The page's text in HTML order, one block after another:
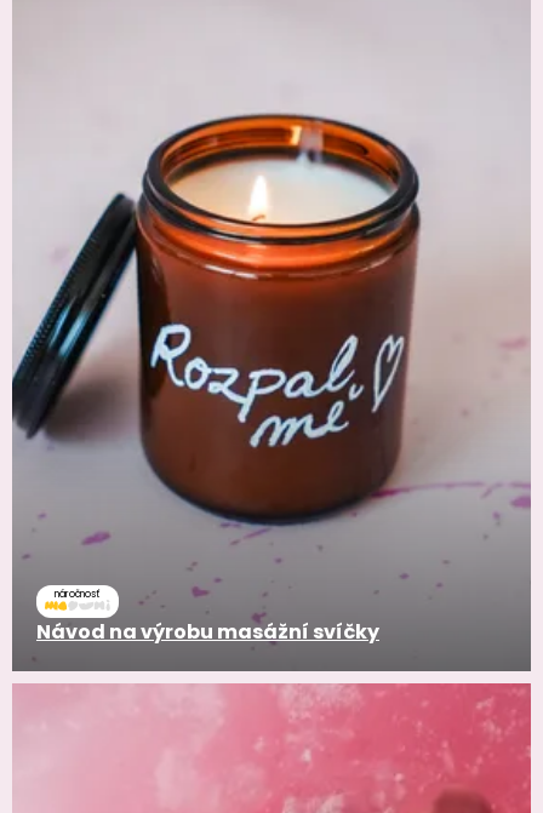
náročnosť
Návod na výrobu masážní svíčky